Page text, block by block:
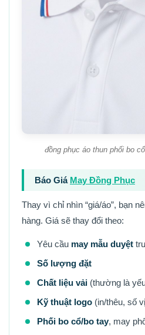
đồng phục áo thun phối bo
Báo Giá May Đồng Phục
Thay vì chỉ nhìn “giá/áo”, bạn
hàng. Giá sẽ thay đổi theo:
Yêu cầu may mẫu duyệt
Số lượng đặt
Chất liệu vải (thường là
Kỹ thuật logo (in/thêu, số
Phối bo cổ/bo tay, may